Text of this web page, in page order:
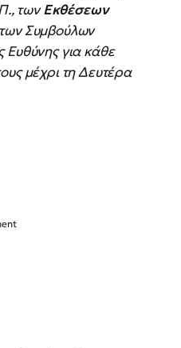
τωνΕκθέσεων
των Συμβούλων
Ευθύνης για κάθε
μέχρι τη Δευτέρα